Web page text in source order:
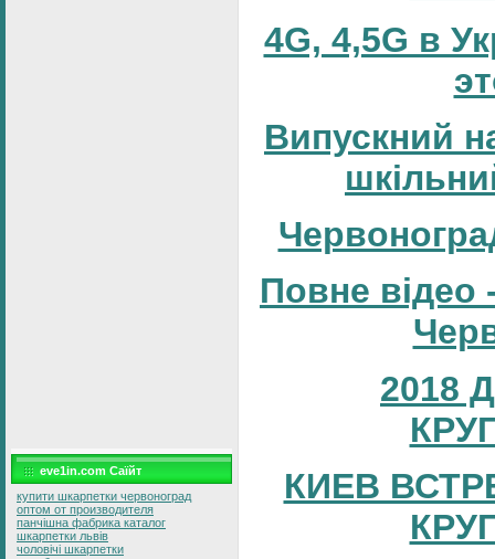
eve1in.com Саїйт
купити шкарпетки червоноград
оптом от производителя
панчішна фабрика каталог
шкарпетки львів
чоловічі шкарпетки
4G, 4,5G в
Випускний
Повне відео
2018
КИЕВ